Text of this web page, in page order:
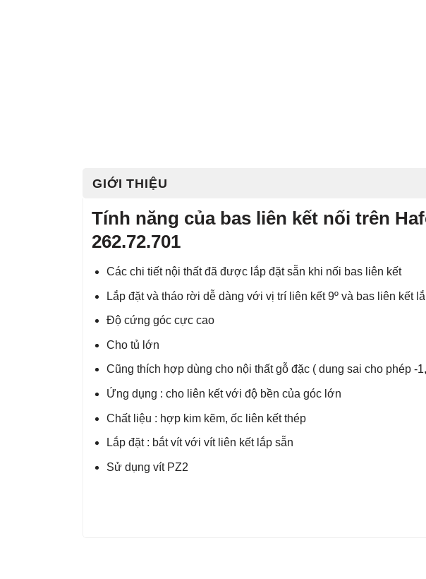
GIỚI THIỆU
Tính năng của bas liên kết nối trên
262.72.701
Các chi tiết nội thất đã được lắp đặt sẵn khi nối bas liên kết
Lắp đặt và tháo rời dễ dàng với vị trí liên kết 9º và bas liên kết
Độ cứng góc cực cao
Cho tủ lớn
Cũng thích hợp dùng cho nội thất gỗ đặc ( dung sai cho phép -
Ứng dụng : cho liên kết với độ bền của góc lớn
Chất liệu : hợp kim kẽm, ốc liên kết thép
Lắp đặt : bắt vít với vít liên kết lắp sẵn
Sử dụng vít PZ2